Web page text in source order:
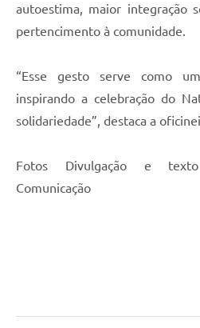
autoestima, maior integração
pertencimento à comunidade.
“Esse gesto serve como
inspirando a celebração do
solidariedade”, destaca a
Fotos Divulgação e
Comunicação